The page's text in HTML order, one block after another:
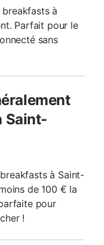
breakfasts à
Parfait pour le
sans
Saint-
à Saint-
de 100 € la
pour
!